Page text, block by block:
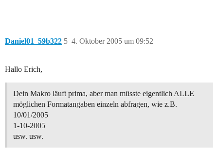
Daniel01_59b322 4. Oktober 2005 um 09:52
5
Hallo Erich,
Dein Makro läuft prima, aber man müsste eigentlich ALLE
möglichen Formatangaben einzeln abfragen, wie z.B.
10/01/2005
1-10-2005
usw. usw.